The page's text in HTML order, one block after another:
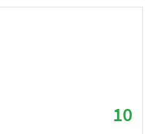
10